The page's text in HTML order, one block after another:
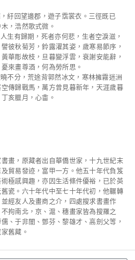
紆回望邊郡，遊子霑裳衣。三徑既已
，浩然歌式微。
生有歸期，死者亦何悲，生者空淚滋，
彼秋菊芳，鈴露濯其姿，歲寒易節序，
華彫故枝，旦暮變浮雲，衰謝安能辭，
來畫尊酒，何為勞所思。
不分，荒途背郭然冰文，寒林擁霧迷洲
傳歸戰馬，萬方曾見暮新年，天涯歲暮
亥臘月，心畬。
畫，原藏者出自華僑世家，十九世紀末
貿易發迹，富甲一方。他五十年代負笈
極感興趣，亦因生活條件優裕，已於英
瓷。六十年代中至七十年代初，他輾轉
經友人及畫商之介，四處搜求書畫作
拘南北，京、滬、穗畫家皆為搜羅之
、于非闇、鄧芬、黎雄才、高劍父等，
舊藏。